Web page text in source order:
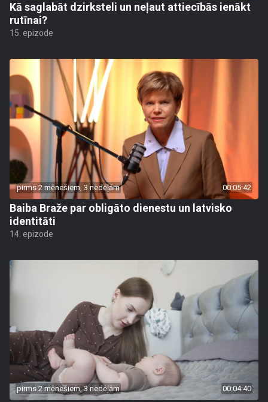
Kā saglabāt dzirksteli un neļaut attiecībās ienākt
rutīnai?
15. epizode
pirms 2 mēnešiem, 3 nedēļām 00:05:42
Baiba Braže par obligāto dienestu un latvisko
identitāti
14. epizode
pirms 2 mēnešiem, 3 nedēļām 00:04:40